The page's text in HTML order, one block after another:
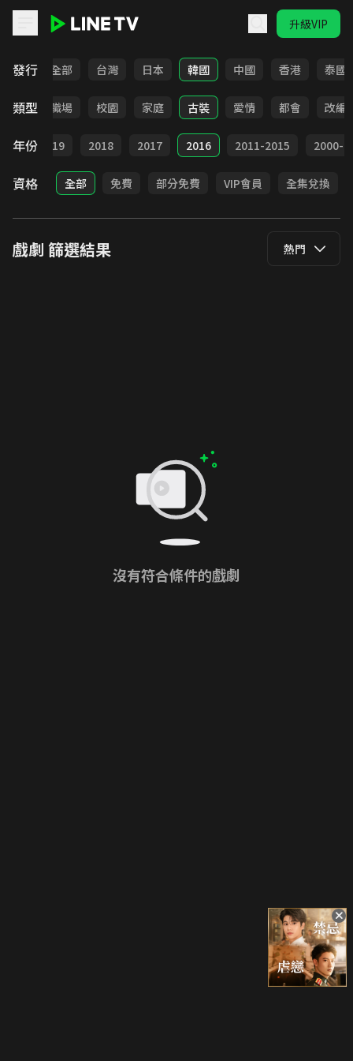
升級VIP
發行 全部 台灣 日本 韓國 中國 香港 泰國
類型
全部 職場 校園 家庭 古裝 愛情 都會 改編
年份 2019 2018 2017 2016 2011-2015 2000-
資格 全部 免費 部分免費 VIP會員 全集兌換
戲劇 篩選結果 熱門
沒有符合條件的戲劇